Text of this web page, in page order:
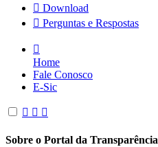
Download
Perguntas e Respostas
Home
Fale Conosco
E-Sic
Sobre o Portal da Transparência